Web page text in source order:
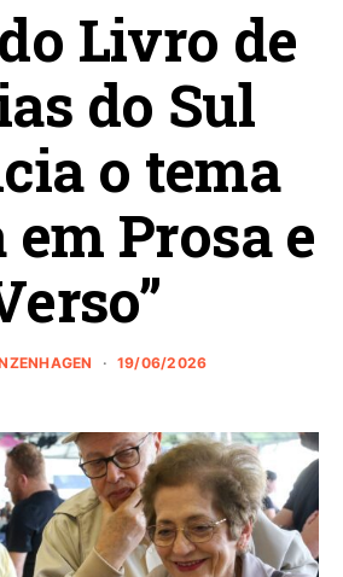
Livro de
do Sul
o tema
em Prosa e
19/06/2026